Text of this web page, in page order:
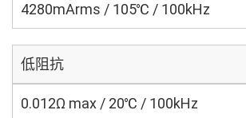
4280mArms / 105℃ / 100kHz
低阻抗
0.012Ω max / 20℃ / 100kHz